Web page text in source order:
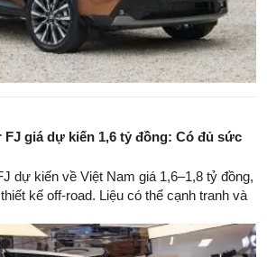
FJ giá dự kiến 1,6 tỷ đồng: Có đủ sức
dự kiến về Việt Nam giá 1,6–1,8 tỷ đồng,
kế off-road. Liệu có thể cạnh tranh và